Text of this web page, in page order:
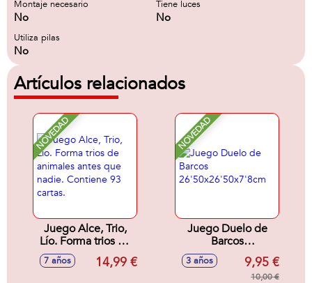
Montaje necesario
No
Tiene luces
No
Utiliza pilas
No
Artículos relacionados
NOVEDAD
Juego Alce, Trio,
Lío. Forma trios de
animales antes que
nadie. Contiene 93
7 años 14,99 €
NOVEDAD
Juego Duelo de
Barcos
26'50x26'50x7'8cm
3 años 9,95 €
10,00 €